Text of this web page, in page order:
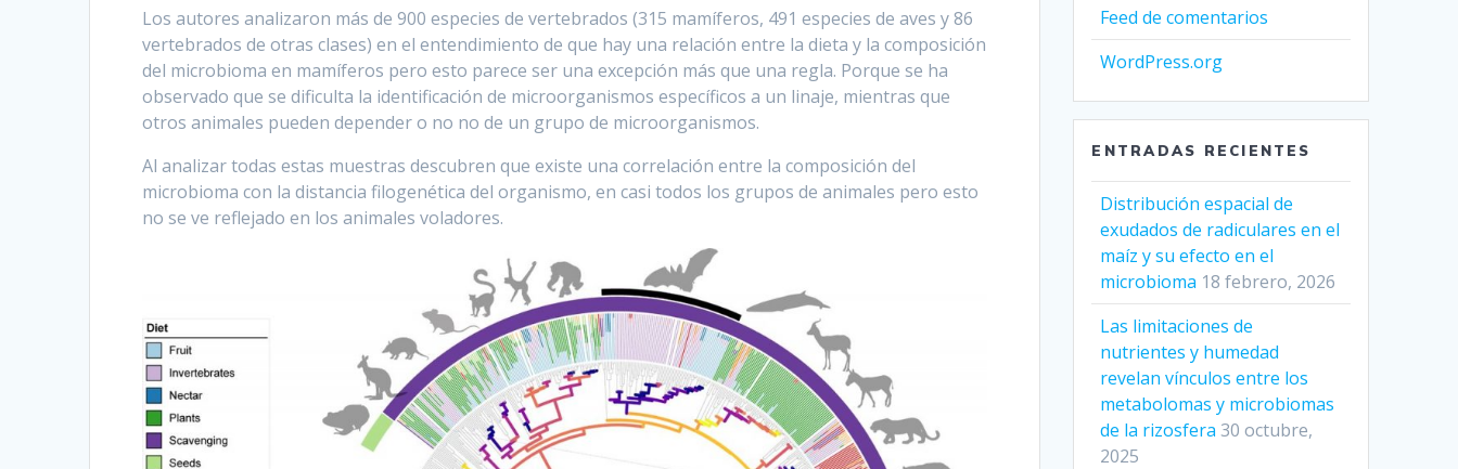
Los autores analizaron más de 900 especies de vertebrados (315 mamíferos, 491 especies de aves y 86
vertebrados de otras clases) en el entendimiento de que hay una relación entre la dieta y la composición
del microbioma en mamíferos pero esto parece ser una excepción más que una regla. Porque se ha
observado que se dificulta la identificación de microorganismos específicos a un linaje, mientras que
otros animales pueden depender o no no de un grupo de microorganismos.
Al analizar todas estas muestras descubren que existe una correlación entre la composición del
microbioma con la distancia filogenética del organismo, en casi todos los grupos de animales pero esto
no se ve reflejado en los animales voladores.
Feed de comentarios
WordPress.org
ENTRADAS RECIENTES
Distribución espacial de
exudados de radiculares en el
maíz y su efecto en el
microbioma 18 febrero, 2026
Las limitaciones de
nutrientes y humedad
revelan vínculos entre los
metabolomas y microbiomas
de la rizosfera 30 octubre,
2025